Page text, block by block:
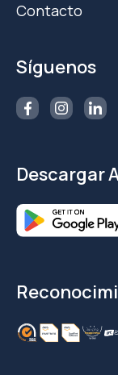
Contacto
Síguenos
Descargar